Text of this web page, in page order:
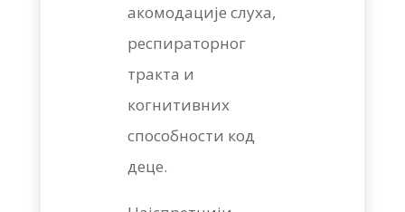
акомодације слуха,
респираторног
тракта и
когнитивних
способности код
деце.